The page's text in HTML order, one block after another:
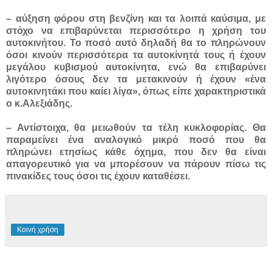
– αύξηση φόρου στη βενζίνη και τα λοιπά καύσιμα, με
στόχο να επιβαρύνεται περισσότερο η χρήση του
αυτοκινήτου. Το ποσό αυτό δηλαδή θα το πληρώνουν
όσοι κινούν περισσότερα τα αυτοκίνητά τους ή έχουν
μεγάλου κυβισμού αυτοκίνητα, ενώ θα επιβαρύνει
λιγότερο όσους δεν τα μετακινούν ή έχουν «ένα
αυτοκινητάκι που καίει λίγα», όπως είπε χαρακτηριστικά
ο κ.Αλεξιάδης.
– Αντίστοιχα, θα μειωθούν τα τέλη κυκλοφορίας. Θα
παραμείνει ένα αναλογικό μικρό ποσό που θα
πληρώνει ετησίως κάθε όχημα, που δεν θα είναι
απαγορευτικό για να μπορέσουν να πάρουν πίσω τις
πινακίδες τους όσοι τις έχουν καταθέσει.
Κοινή χρήση